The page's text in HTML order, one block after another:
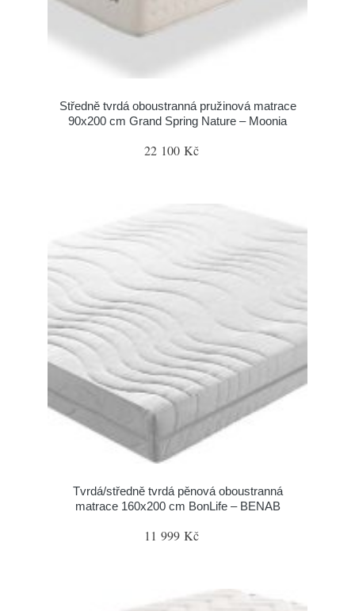
Středně tvrdá oboustranná pružinová matrace
90x200 cm Grand Spring Nature – Moonia
22 100 Kč
Tvrdá/středně tvrdá pěnová oboustranná
matrace 160x200 cm BonLife – BENAB
11 999 Kč